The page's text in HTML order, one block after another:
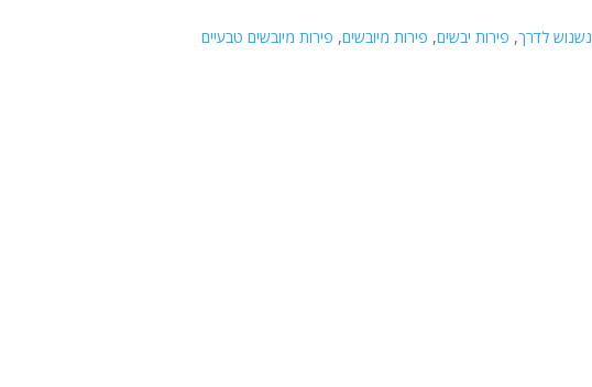
נשנוש לדרך, פירות יבשים, פירות מיובשים, פירות מיובשים טבעיים